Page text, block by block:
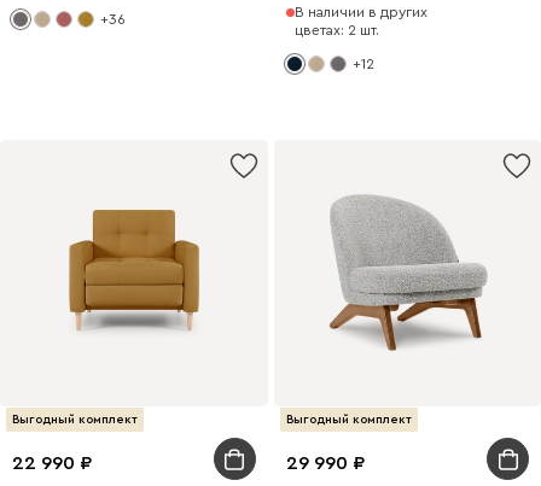
+36
В наличии в других
цветах: 2 шт.
+12
Выгодный комплект
22 990
Выгодный комплект
29 990